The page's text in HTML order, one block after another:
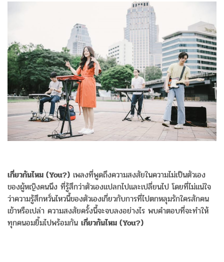
เกี่ยวกันไหม (You?) เพลงที่พูดถึงความสงสัยในความไม่เป็นตัวเอง
ของผู้หญิงคนนึง ที่รู้สึกว่าตัวเองแปลกไปและเปลี่ยนไป โดยที่ไม่แน่ใจ
ว่าความรู้สึกหวั่นไหวนี้ของตัวเองเกี่ยวกับการที่ไปตกหลุมรักใครสักคน
เข้าหรือเปล่า ความสงสัยครั้งนี้จะจบลงอย่างไร พบคำตอบที่จะทำให้
ทุกคนอมยิ้มไปพร้อมกัน เกี่ยวกันไหม (You?)